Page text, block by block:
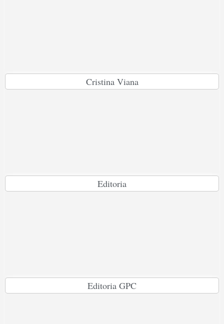
Cristina Viana
Editoria
Editoria GPC